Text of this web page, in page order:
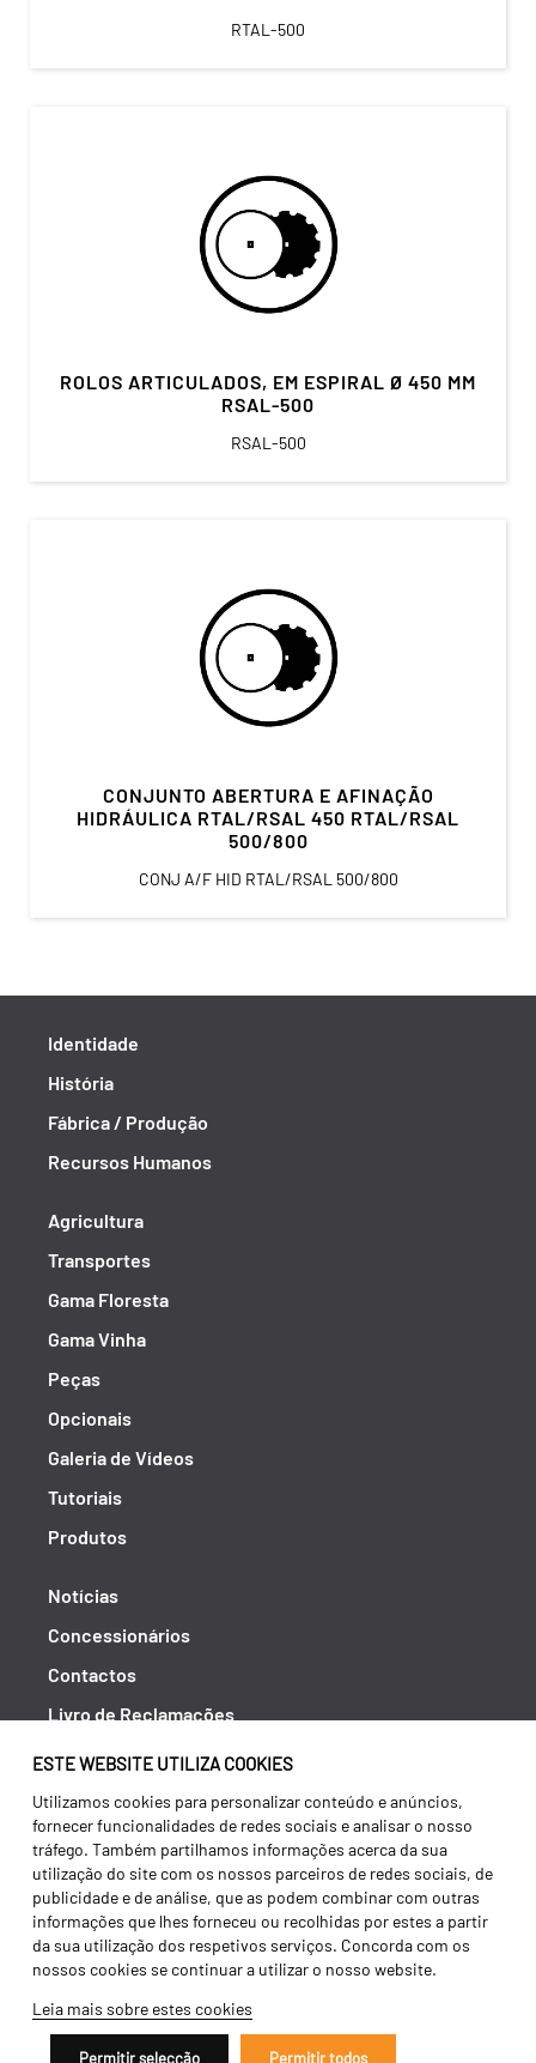
ESTE WEBSITE UTILIZA COOKIES
Utilizamos cookies para personalizar conteúdo e anúncios,
fornecer funcionalidades de redes sociais e analisar o nosso
tráfego. Também partilhamos informações acerca da sua
utilização do site com os nossos parceiros de redes sociais, de
publicidade e de análise, que as podem combinar com outras
informações que lhes forneceu ou recolhidas por estes a partir
da sua utilização dos respetivos serviços. Concorda com os
nossos cookies se continuar a utilizar o nosso website.
Leia mais sobre estes cookies
Permitir selecção Permitir todos
RTAL-500
ROLOS ARTICULADOS, EM ESPIRAL Ø 450 MM
RSAL-500
RSAL-500
CONJUNTO ABERTURA E AFINAÇÃO
HIDRÁULICA RTAL/RSAL 450 RTAL/RSAL
500/800
CONJ A/F HID RTAL/RSAL 500/800
Identidade
História
Fábrica / Produção
Recursos Humanos
Agricultura
Transportes
Gama Floresta
Gama Vinha
Peças
Opcionais
Galeria de Vídeos
Tutoriais
Produtos
Notícias
Concessionários
Contactos
Livro de Reclamações
Política de Privacidade
Canal de Denúncias (RGPC)
Termos e condições